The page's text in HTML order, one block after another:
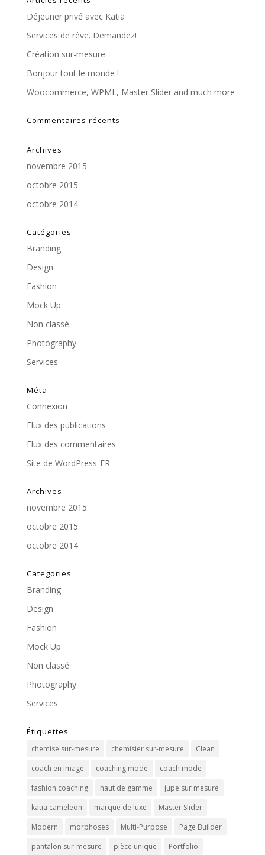
Déjeuner privé avec Katia
Services de rêve. Demandez!
Création sur-mesure
Bonjour tout le monde !
Woocommerce, WPML, Master Slider and much more
Commentaires récents
Archives
novembre 2015
octobre 2015
octobre 2014
Catégories
Branding
Design
Fashion
Mock Up
Non classé
Photography
Services
Méta
Connexion
Flux des publications
Flux des commentaires
Site de WordPress-FR
Archives
novembre 2015
octobre 2015
octobre 2014
Categories
Branding
Design
Fashion
Mock Up
Non classé
Photography
Services
Étiquettes
chemise sur-mesure chemisier sur-mesure
Clean
coach en image
coaching mode
coach mode
fashion coaching
haut de gamme
jupe sur mesure
katia cameleon
marque de luxe
Master Slider
Modern
morphoses Multi-Purpose
Page Builder
pantalon sur-mesure
pièce unique
Portfolio